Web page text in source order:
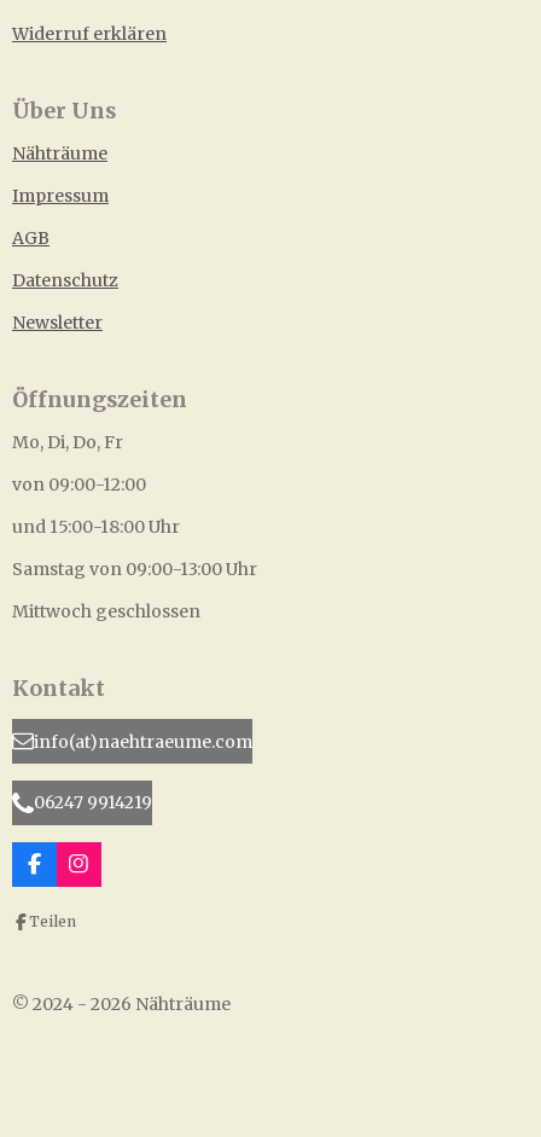
Widerruf erklären
Über Uns
Nähträume
Impressum
AGB
Datenschutz
Newsletter
Öffnungszeiten
Mo, Di, Do, Fr
von 09:00-12:00
und 15:00-18:00 Uhr
Samstag von 09:00-13:00 Uhr
Mittwoch geschlossen
Kontakt
info(at)naehtraeume.com
06247 9914219
F
a
c
e
k
I
n
a
Teilen
© 2024 - 2026 Nähträume